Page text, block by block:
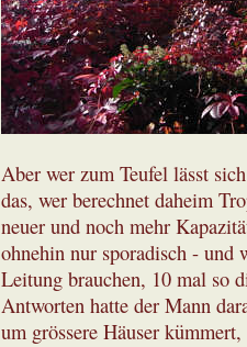
Aber wer zum Teufel lässt
das, wer berechnet daheim
neuer und noch mehr
ohnehin nur sporadisch - und
Leitung brauchen, 10 mal so
Antworten hatte der Mann
um grössere Häuser